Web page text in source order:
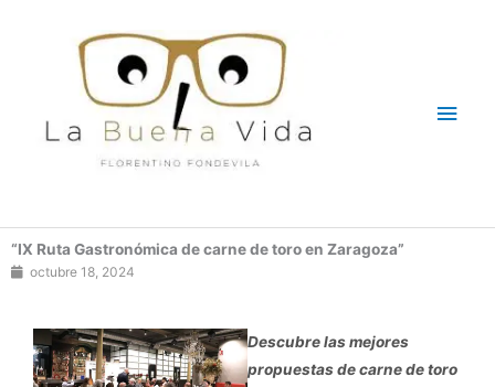
“IX Ruta Gastronómica de carne de toro en Zaragoza”
octubre 18, 2024
Descubre las mejores
propuestas de carne de toro